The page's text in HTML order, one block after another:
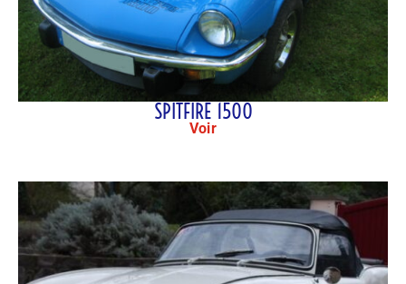
SPITFIRE 1500
Voir